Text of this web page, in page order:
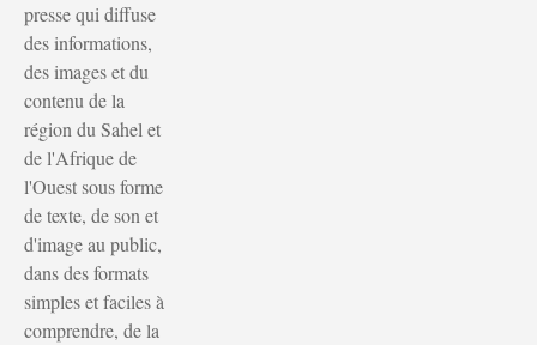
presse qui diffuse
des informations,
des images et du
contenu de la
région du Sahel et
de l'Afrique de
l'Ouest sous forme
de texte, de son et
d'image au public,
dans des formats
simples et faciles à
comprendre, de la